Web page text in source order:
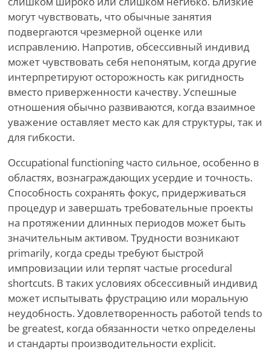
могут чувствовать, что обычные занятия
подвергаются чрезмерной оценке или
исправлению. Напротив, обсессивный индивид
может чувствовать себя непонятым, когда другие
интерпретируют осторожность как ригидность
вместо приверженности качеству. Успешные
отношения обычно развиваются, когда взаимное
уважение оставляет место как для структуры, так и
для гибкости.
Occupational functioning часто сильное, особенно в
областях, вознаграждающих усердие и точность.
Способность сохранять фокус, придерживаться
процедур и завершать требовательные проекты
на протяжении длинных периодов может быть
значительным активом. Трудности возникают
primarily, когда среды требуют быстрой
импровизации или терпят частые procedural
shortcuts. В таких условиях обсессивный индивид
может испытывать фрустрацию или моральную
неудобность. Удовлетворенность работой tends to
be greatest, когда обязанности четко определены
и стандарты производительности explicit.